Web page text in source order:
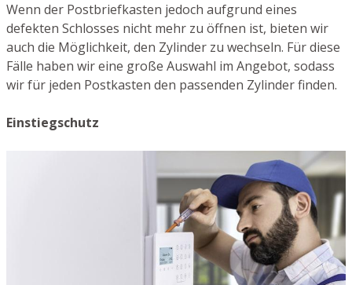
Wenn der Postbriefkasten jedoch aufgrund eines
defekten Schlosses nicht mehr zu öffnen ist, bieten wir
auch die Möglichkeit, den Zylinder zu wechseln. Für diese
Fälle haben wir eine große Auswahl im Angebot, sodass
wir für jeden Postkasten den passenden Zylinder finden.
Einstiegschutz